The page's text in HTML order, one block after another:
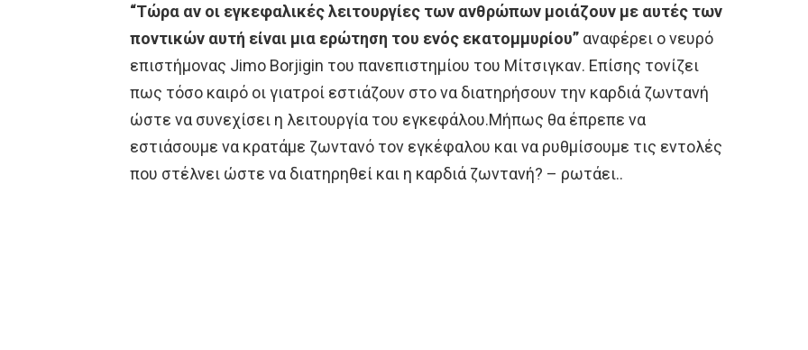
“Τώρα αν οι εγκεφαλικές λειτουργίες των ανθρώπων μοιάζουν με αυτές των
ποντικών αυτή είναι μια ερώτηση του ενός εκατομμυρίου” αναφέρει ο νευρό
επιστήμονας Jimo Borjigin του πανεπιστημίου του Μίτσιγκαν. Επίσης τονίζει
πως τόσο καιρό οι γιατροί εστιάζουν στο να διατηρήσουν την καρδιά ζωντανή
ώστε να συνεχίσει η λειτουργία του εγκεφάλου.Μήπως θα έπρεπε να
εστιάσουμε να κρατάμε ζωντανό τον εγκέφαλου και να ρυθμίσουμε τις εντολές
που στέλνει ώστε να διατηρηθεί και η καρδιά ζωντανή? – ρωτάει..